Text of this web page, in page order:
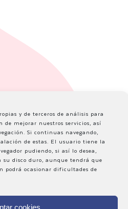
y de terceros de análisis para
mejorar nuestros servicios, así
Si continuas navegando,
de estas. El usuario tiene la
pudiendo, si así lo desea,
disco duro, aunque tendrá que
podrá ocasionar dificultades de
cookies